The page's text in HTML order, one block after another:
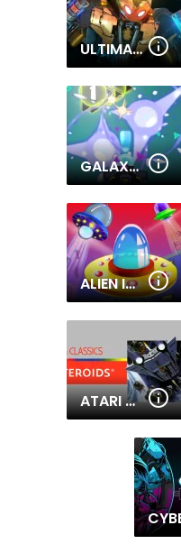
ULTIMATE ROBO DUEL 3D
GALAXY ATTACK VIRUS SHOOTER
ALIEN INVADERS.IO
ATARI ASTEROIDS